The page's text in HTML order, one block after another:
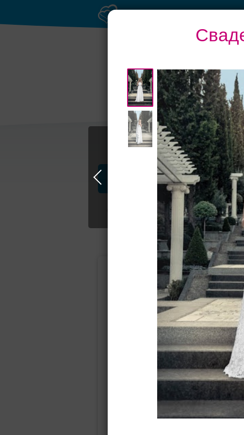
Профессионалы и услуги
Свадебные платья
Подбор
Прямое